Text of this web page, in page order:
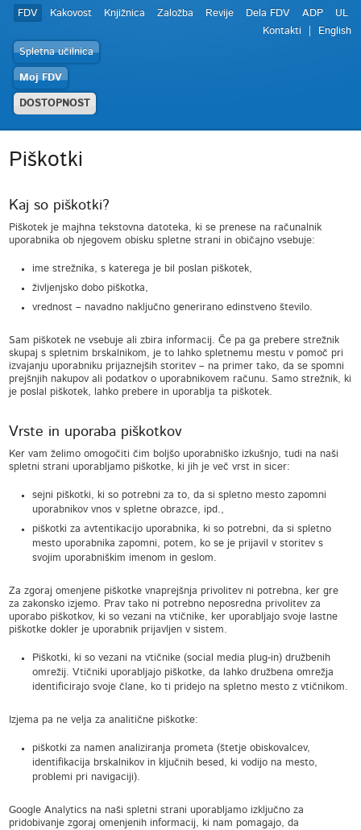
FDV Kakovost Knjižnica Založba Revije Dela FDV ADP
UL
Kontakti
English
Spletna učilnica
Moj FDV
DOSTOPNOST
Piškotki
Kaj so piškotki?
Piškotek je majhna tekstovna datoteka, ki se prenese na računalnik
uporabnika ob njegovem obisku spletne strani in običajno vsebuje:
ime strežnika, s katerega je bil poslan piškotek,
življenjsko dobo piškotka,
vrednost – navadno naključno generirano edinstveno število.
Sam piškotek ne vsebuje ali zbira informacij. Če pa ga prebere strežnik
skupaj s spletnim brskalnikom, je to lahko spletnemu mestu v pomoč pri
izvajanju uporabniku prijaznejših storitev – na primer tako, da se spomni
prejšnjih nakupov ali podatkov o uporabnikovem računu. Samo strežnik, ki
je poslal piškotek, lahko prebere in uporablja ta piškotek.
Vrste in uporaba piškotkov
Ker vam želimo omogočiti čim boljšo uporabniško izkušnjo, tudi na naši
spletni strani uporabljamo piškotke, ki jih je več vrst in sicer:
sejni piškotki, ki so potrebni za to, da si spletno mesto zapomni
uporabnikov vnos v spletne obrazce, ipd.,
piškotki za avtentikacijo uporabnika, ki so potrebni, da si spletno
mesto uporabnika zapomni, potem, ko se je prijavil v storitev s
svojim uporabniškim imenom in geslom.
Za zgoraj omenjene piškotke vnaprejšnja privolitev ni potrebna, ker gre
za zakonsko izjemo. Prav tako ni potrebno neposredna privolitev za
uporabo piškotkov, ki so vezani na vtičnike, ker uporabljajo svoje lastne
piškotke dokler je uporabnik prijavljen v sistem.
Piškotki, ki so vezani na vtičnike (social media plug-in) družbenih
omrežij. Vtičniki uporabljajo piškotke, da lahko družbena omrežja
identificirajo svoje člane, ko ti pridejo na spletno mesto z vtičnikom.
Izjema pa ne velja za analitične piškotke:
piškotki za namen analiziranja prometa (štetje obiskovalcev,
identifikacija brskalnikov in ključnih besed, ki vodijo na mesto,
problemi pri navigaciji).
Google Analytics na naši spletni strani uporabljamo izključno za
pridobivanje zgoraj omenjenih informacij, ki nam pomagajo, da